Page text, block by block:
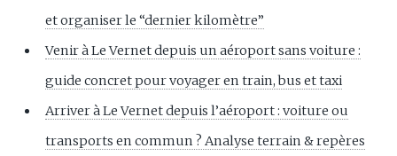
et organiser le “dernier kilomètre”
Venir à Le Vernet depuis un aéroport sans voiture :
guide concret pour voyager en train, bus et taxi
Arriver à Le Vernet depuis l’aéroport : voiture ou
transports en commun ? Analyse terrain & repères